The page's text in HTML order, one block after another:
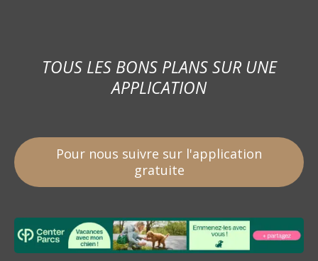
TOUS LES BONS PLANS SUR UNE
APPLICATION
Pour nous suivre sur l'application
gratuite